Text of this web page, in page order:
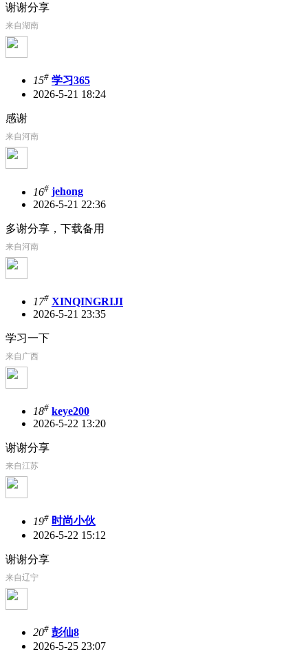
谢谢分享
来自湖南
15# 学习365
2026-5-21 18:24
感谢
来自河南
16# jehong
2026-5-21 22:36
多谢分享，下载备用
来自河南
17# XINQINGRIJI
2026-5-21 23:35
学习一下
来自广西
18# keye200
2026-5-22 13:20
谢谢分享
来自江苏
19# 时尚小伙
2026-5-22 15:12
谢谢分享
来自辽宁
20# 彭仙8
2026-5-25 23:07